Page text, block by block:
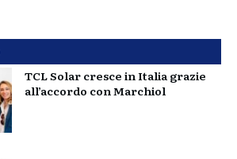
TCL Solar cresce in Italia grazie
all’accordo con Marchiol